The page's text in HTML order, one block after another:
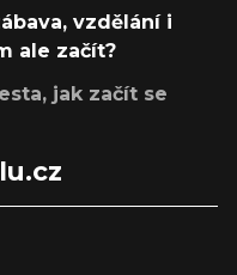
vzdělání i
ale začít?
jak začít se